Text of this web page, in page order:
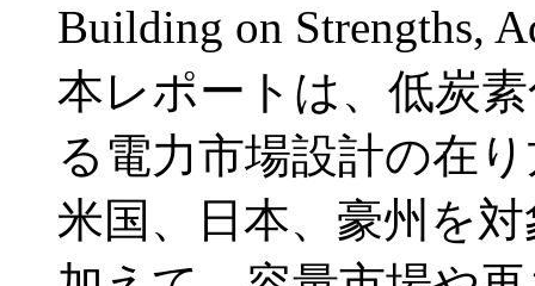
Building on Strengths,
本レポートは、低炭
る電力市場設計の在
米国、日本、豪州を